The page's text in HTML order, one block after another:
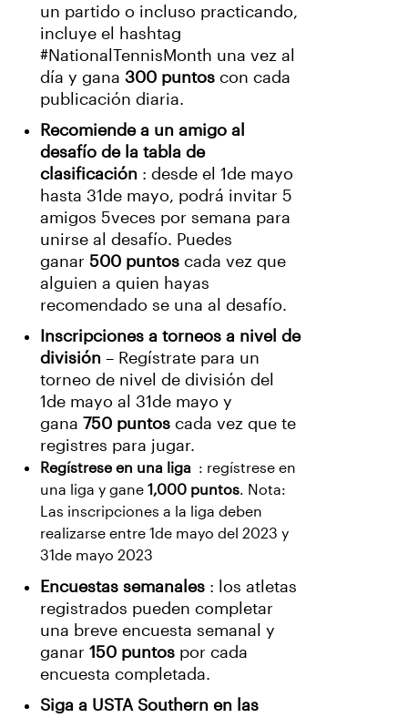
un partido o incluso practicando,
incluye el hashtag
#NationalTennisMonth una vez al
día y gana 300 puntos con cada
publicación diaria.
Recomiende a un amigo al
desafío de la tabla de
clasificación : desde el 1de mayo
hasta 31de mayo, podrá invitar 5
amigos 5veces por semana para
unirse al desafío. Puedes
ganar 500 puntos cada vez que
alguien a quien hayas
recomendado se una al desafío.
Inscripciones a torneos a nivel de
división – Regístrate para un
torneo de nivel de división del
1de mayo al 31de mayo y
gana 750 puntos cada vez que te
registres para jugar.
Regístrese en una liga : regístrese en
una liga y gane 1,000 puntos. Nota:
Las inscripciones a la liga deben
realizarse entre 1de mayo del 2023 y
31de mayo 2023
Encuestas semanales : los atletas
registrados pueden completar
una breve encuesta semanal y
ganar 150 puntos por cada
encuesta completada.
Siga a USTA Southern en las